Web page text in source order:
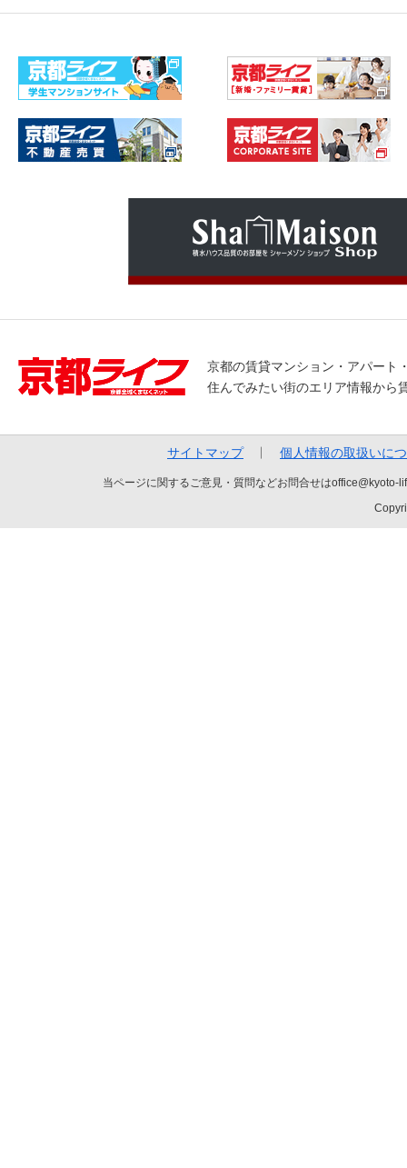
京都の賃貸マンション・アパート
住んでみたい街のエリア情報から
サイトマップ 個人情報の取扱いに
当ページに関するご意見・質問などお問合せは